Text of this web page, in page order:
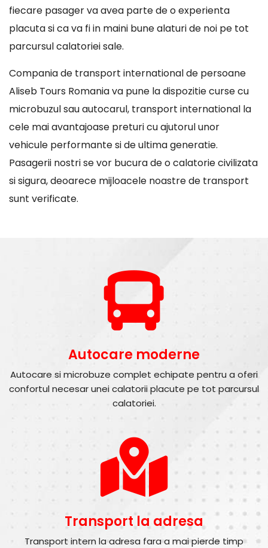
fiecare pasager va avea parte de o experienta
placuta si ca va fi in maini bune alaturi de noi pe tot
parcursul calatoriei sale.
Compania de transport international de persoane
Aliseb Tours Romania va pune la dispozitie curse cu
microbuzul sau autocarul, transport international la
cele mai avantajoase preturi cu ajutorul unor
vehicule performante si de ultima generatie.
Pasagerii nostri se vor bucura de o calatorie civilizata
si sigura, deoarece mijloacele noastre de transport
sunt verificate.
Autocare moderne
Autocare si microbuze complet echipate pentru a oferi
confortul necesar unei calatorii placute pe tot parcursul
calatoriei.
Transport la adresa
Transport intern la adresa fara a mai pierde timp